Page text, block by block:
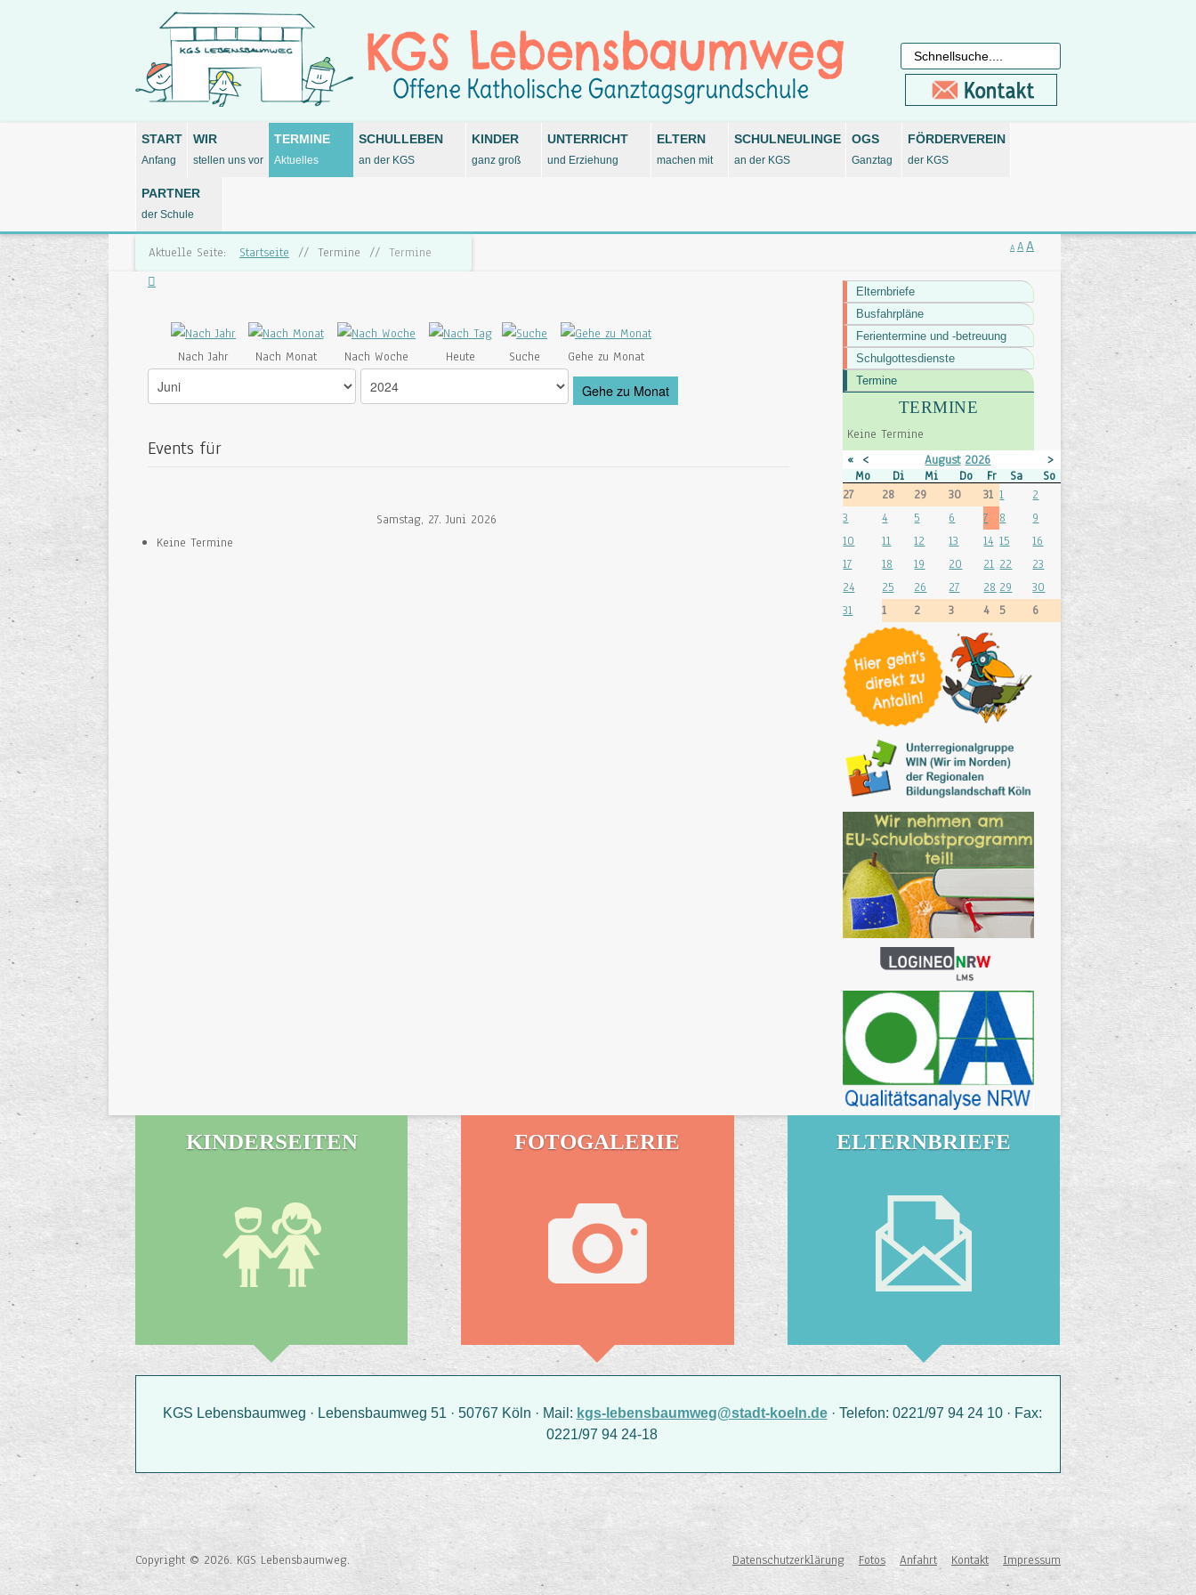
START
Anfang
WIR
stellen uns vor
TERMINE
Aktuelles
SCHULLEBEN
an der KGS
KINDER
ganz groß
UNTERRICHT
und Erziehung
ELTERN
machen mit
SCHULNEULINGE
an der KGS
OGS
Ganztag
FÖRDERVEREIN
der KGS
PARTNER
der Schule
Aktuelle Seite: Startseite // Termine // Termine A AA
Nach Jahr Nach Monat Nach Woche Heute Suche Gehe zu Monat
Gehe zu Monat
Events für
Samstag, 27. Juni 2026
Keine Termine
Elternbriefe
Busfahrpläne
Ferientermine und -betreuung
Schulgottesdienste
Termine
TERMINE
Keine Termine
« < August 2026 >
Mo
Di Mi Do Fr Sa
So
27
28 29 30 31 1
2
3
4 5 6 7 8
9
10
11 12 13 14 15
16
17
18 19 20 21 22
23
24
25 26 27 28 29
30
31
1 2 3 4 5 6
KINDERSEITEN FOTOGALERIE ELTERNBRIEFE
KGS Lebensbaumweg · Lebensbaumweg 51 · 50767 Köln · Mail: kgs-lebensbaumweg@stadt-koeln.de· Telefon: 0221/97 94 24 10 · Fax:
0221/97 94 24-18
Copyright © 2026. KGS Lebensbaumweg. Impressum
Kontakt
Anfahrt
Fotos
Datenschutzerklärung